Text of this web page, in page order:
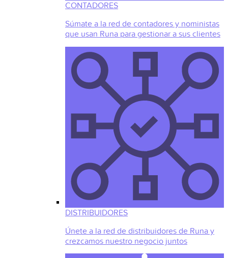
CONTADORES
Súmate a la red de contadores y noministas
que usan Runa para gestionar a sus clientes
DISTRIBUIDORES
Únete a la red de distribuidores de Runa y
crezcamos nuestro negocio juntos